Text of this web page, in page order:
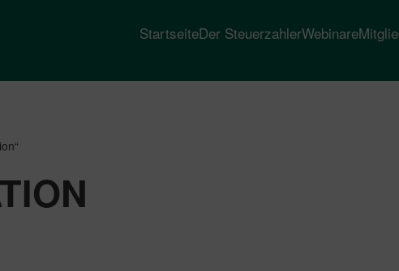
StartseiteDer SteuerzahlerWebinare